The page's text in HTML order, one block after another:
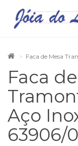
Faca de Mesa
Faca
Aço
63906/